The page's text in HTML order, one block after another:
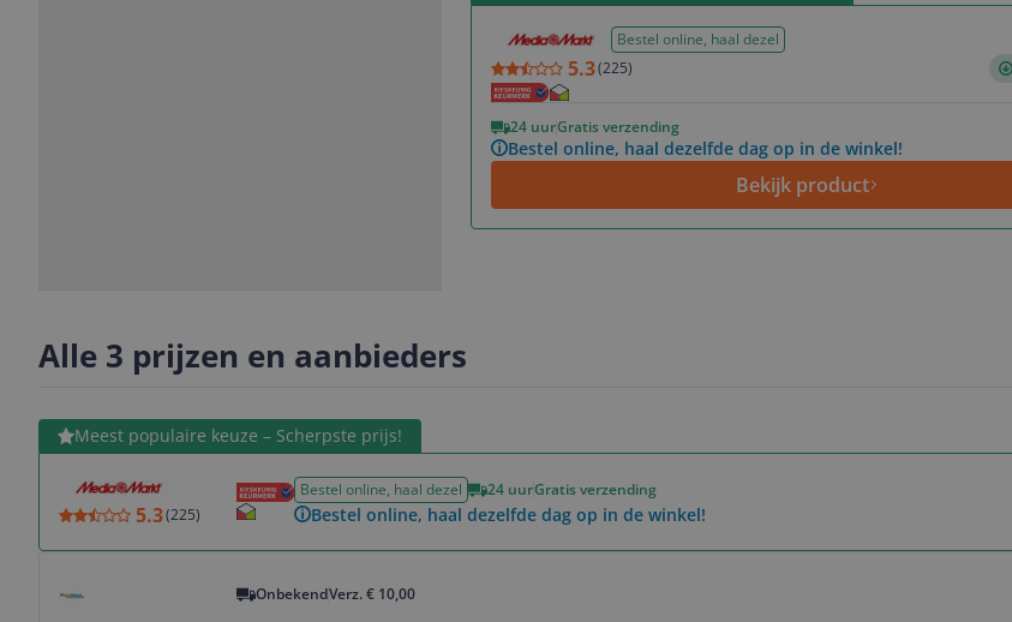
Bestel online, haal dezel
5.3(225)
24 uurGratis verzending
Bestel online, haal dezelfde dag op in de winkel!
Bekijk product
Alle 3 prijzen en aanbieders
Meest populaire keuze – Scherpste prijs!
5.3(225)
Bestel online, haal dezel 24 uurGratis verzending
Bestel online, haal dezelfde dag op in de winkel!
Bekijk product
OnbekendVerz. € 10,00